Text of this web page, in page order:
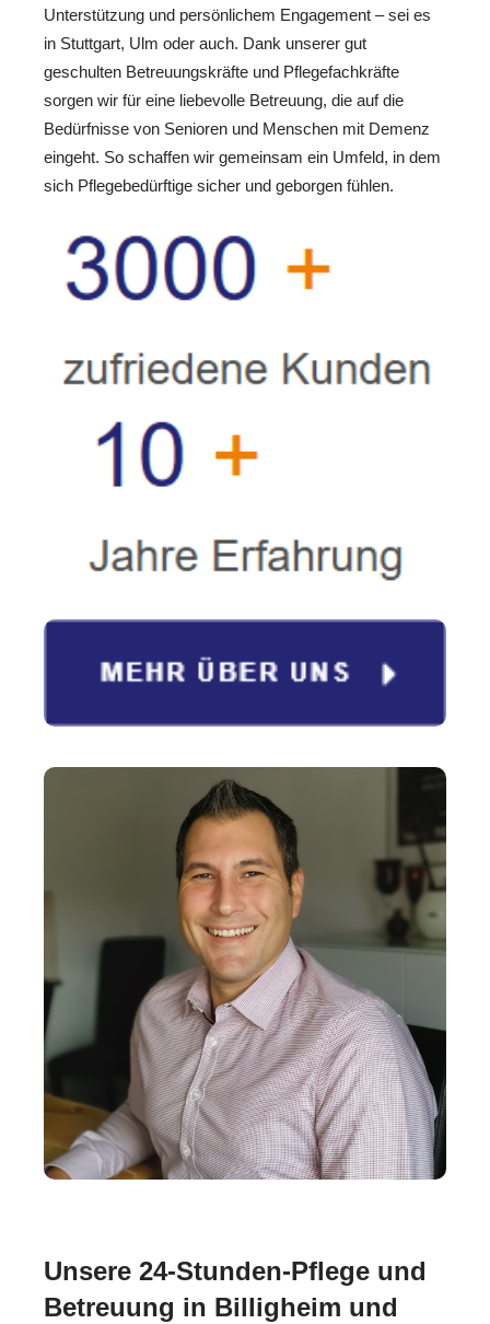
Unterstützung und persönlichem Engagement – sei es
in Stuttgart, Ulm oder auch. Dank unserer gut
geschulten Betreuungskräfte und Pflegefachkräfte
sorgen wir für eine liebevolle Betreuung, die auf die
Bedürfnisse von Senioren und Menschen mit Demenz
eingeht. So schaffen wir gemeinsam ein Umfeld, in dem
sich Pflegebedürftige sicher und geborgen fühlen.
Unsere 24-Stunden-Pflege und
Betreuung in Billigheim und